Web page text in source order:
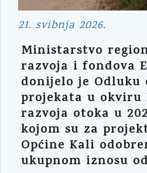
21. svibnja 2026.
Ministarstvo
razvoja i fondova
donijelo je Odluku
projekata u okviru
razvoja otoka u
kojom su za
Općine Kali
ukupnom iznosu